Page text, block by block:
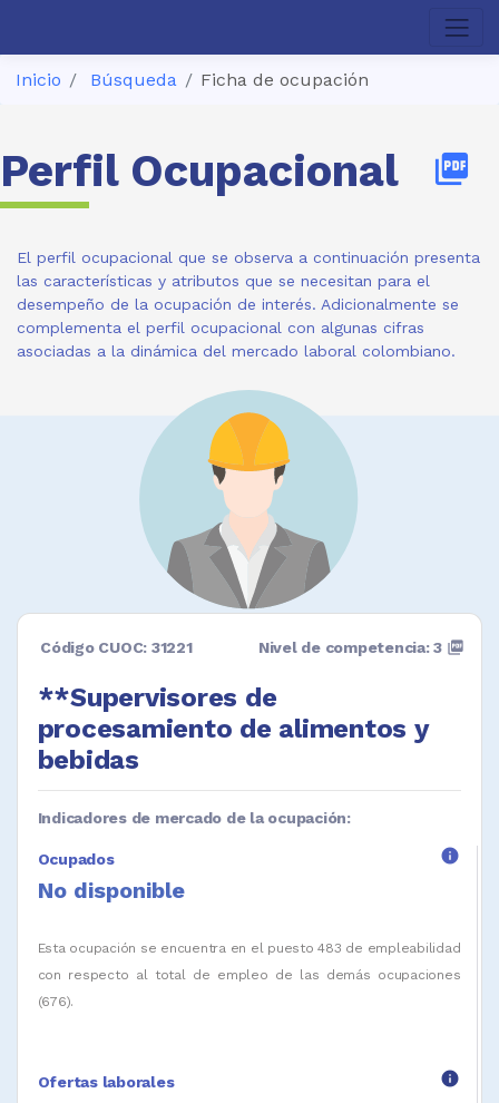
Inicio Búsqueda Ficha de ocupación
Perfil Ocupacional picture_as_pdf
El perfil ocupacional que se observa a continuación presenta
las características y atributos que se necesitan para el
desempeño de la ocupación de interés. Adicionalmente se
complementa el perfil ocupacional con algunas cifras
asociadas a la dinámica del mercado laboral colombiano.
Código CUOC: 31221
**Supervisores de
procesamiento de alimentos y
bebidas
Nivel de competencia: 3 picture_as_pdf
Indicadores de mercado de la ocupación:
Ocupados info
No disponible
Esta ocupación se encuentra en el puesto 483 de empleabilidad
con respecto al total de empleo de las demás ocupaciones
(676).
Ofertas laborales info